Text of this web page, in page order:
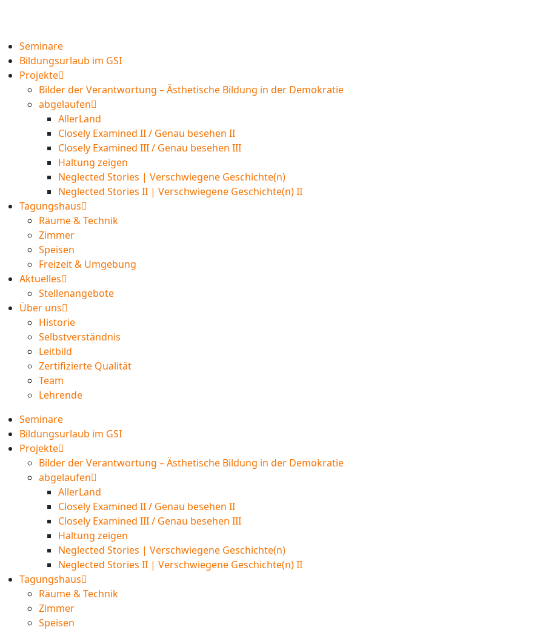
Seminare
Bildungsurlaub im GSI
Projekte
Bilder der Verantwortung – Ästhetische Bildung in der Demokratie
abgelaufen
AllerLand
Closely Examined II / Genau besehen II
Closely Examined III / Genau besehen III
Haltung zeigen
Neglected Stories | Verschwiegene Geschichte(n)
Neglected Stories II | Verschwiegene Geschichte(n) II
Tagungshaus
Räume & Technik
Zimmer
Speisen
Freizeit & Umgebung
Aktuelles
Stellenangebote
Über uns
Historie
Selbstverständnis
Leitbild
Zertifizierte Qualität
Team
Lehrende
Seminare
Bildungsurlaub im GSI
Projekte
Bilder der Verantwortung – Ästhetische Bildung in der Demokratie
abgelaufen
AllerLand
Closely Examined II / Genau besehen II
Closely Examined III / Genau besehen III
Haltung zeigen
Neglected Stories | Verschwiegene Geschichte(n)
Neglected Stories II | Verschwiegene Geschichte(n) II
Tagungshaus
Räume & Technik
Zimmer
Speisen